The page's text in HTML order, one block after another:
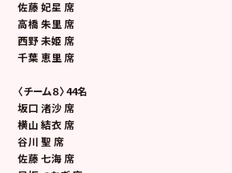
佐藤 妃星 席
高橋 朱里 席
西野 未姫 席
千葉 恵里 席
〈チーム８〉44名
坂口 渚沙 席
横山 結衣 席
谷川 聖 席
佐藤 七海 席